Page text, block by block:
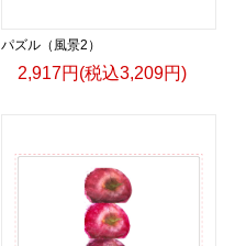
-リリカゼタケル
＿＿＿＿＿＿＿
パズル（風景2）
2,917円(税込3,209円)